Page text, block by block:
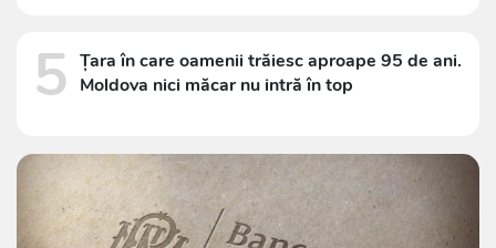
5 Țara în care oamenii trăiesc aproape 95 de ani.
Moldova nici măcar nu intră în top